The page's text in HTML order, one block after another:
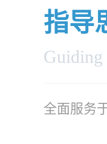
指导
Guiding
全面服务